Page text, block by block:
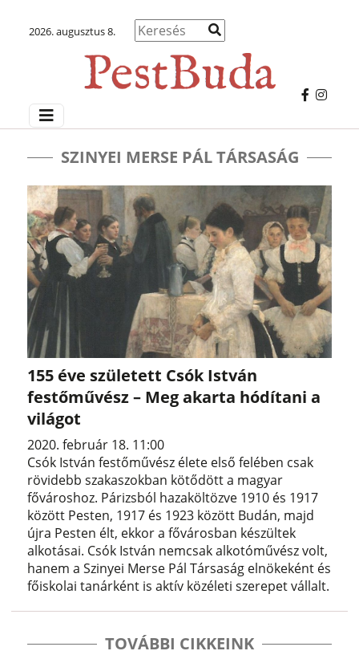
2026. augusztus 8.
SZINYEI MERSE PÁL TÁRSASÁG
155 éve született Csók István
festőművész – Meg akarta hódítani a
világot
2020. február 18. 11:00
Csók István festőművész élete első felében csak
rövidebb szakaszokban kötődött a magyar
fővároshoz. Párizsból hazaköltözve 1910 és 1917
között Pesten, 1917 és 1923 között Budán, majd
újra Pesten élt, ekkor a fővárosban készültek
alkotásai. Csók István nemcsak alkotóművész volt,
hanem a Szinyei Merse Pál Társaság elnökeként és
főiskolai tanárként is aktív közéleti szerepet vállalt.
TOVÁBBI CIKKEINK